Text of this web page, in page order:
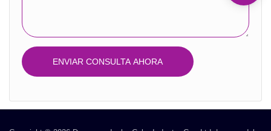
ENVIAR CONSULTA AHORA